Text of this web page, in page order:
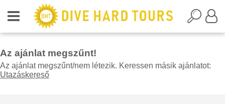
Az ajánlat megszűnt!
Az ajánlat megszűnt/nem létezik. Keressen másik ajánlatot:
Utazáskereső